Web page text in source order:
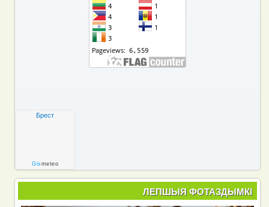
Брест
Gismeteo
ЛЕПШЫЯ ФОТАЗДЫМКІ